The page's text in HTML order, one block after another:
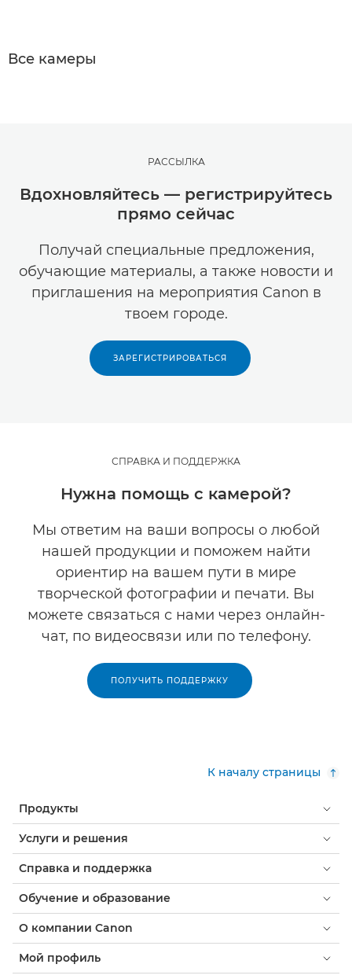
Все камеры
РАССЫЛКА
Вдохновляйтесь — регистрируйтесь
прямо сейчас
Получай специальные предложения,
обучающие материалы, а также новости и
приглашения на мероприятия Canon в
твоем городе.
ЗАРЕГИСТРИРОВАТЬСЯ
СПРАВКА И ПОДДЕРЖКА
Нужна помощь с камерой?
Мы ответим на ваши вопросы о любой
нашей продукции и поможем найти
ориентир на вашем пути в мире
творческой фотографии и печати. Вы
можете связаться с нами через онлайн-
чат, по видеосвязи или по телефону.
ПОЛУЧИТЬ ПОДДЕРЖКУ
К началу страницы
Продукты
Услуги и решения
Справка и поддержка
Обучение и образование
О компании Canon
Мой профиль